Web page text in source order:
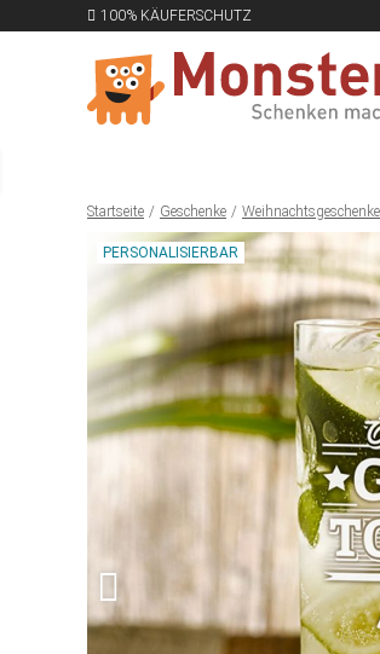
100% KÄUFERSCHUTZ
Startseite Geschenke Weihnachtsgeschenke
PERSONALISIERBAR